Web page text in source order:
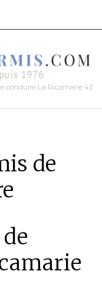
conduire La Ricamarie 42
de